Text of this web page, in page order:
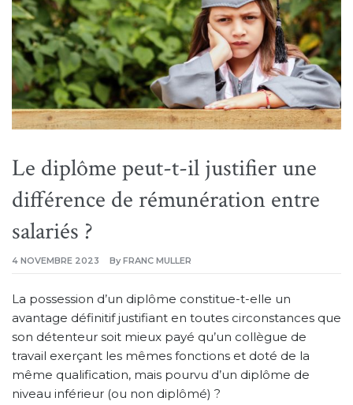
Le diplôme peut-t-il justifier une
différence de rémunération entre
salariés ?
4 NOVEMBRE 2023 By FRANC MULLER
La possession d’un diplôme constitue-t-elle un
avantage définitif justifiant en toutes circonstances que
son détenteur soit mieux payé qu’un collègue de
travail exerçant les mêmes fonctions et doté de la
même qualification, mais pourvu d’un diplôme de
niveau inférieur (ou non diplômé) ?